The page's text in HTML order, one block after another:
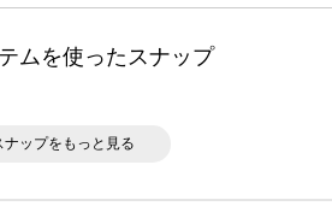
ムを使ったスナップ
ナップをもっと見る